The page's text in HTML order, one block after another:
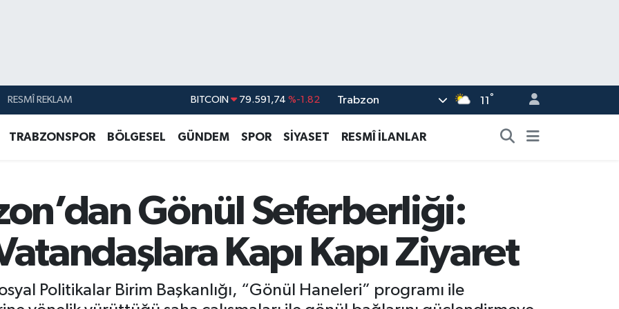
RESMÎ REKLAM DOLAR 45,43620 %0.02
BİST100 14.598,00 %0
BITCOIN 79.591,74 %-1.82
Trabzon 11 °
TRABZONSPOR BÖLGESEL GÜNDEM SPOR SİYASET RESMÎ İLANLAR
Gönül Seferberliği:
Kapı Kapı Ziyaret
Politikalar Birim Başkanlığı, “Gönül Haneleri” programı ile